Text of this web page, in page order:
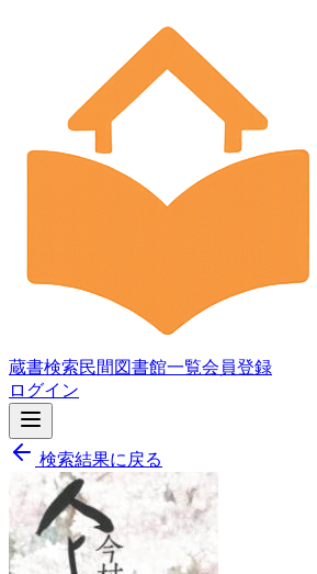
蔵書検索民間図書館一覧会員登録
ログイン
検索結果に戻る